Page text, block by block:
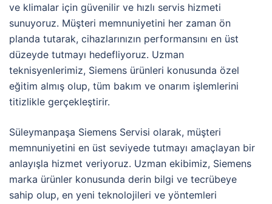
ve klimalar için güvenilir ve hızlı servis hizmeti
sunuyoruz. Müşteri memnuniyetini her zaman ön
planda tutarak, cihazlarınızın performansını en üst
düzeyde tutmayı hedefliyoruz. Uzman
teknisyenlerimiz, Siemens ürünleri konusunda özel
eğitim almış olup, tüm bakım ve onarım işlemlerini
titizlikle gerçekleştirir.
Süleymanpaşa Siemens Servisi olarak, müşteri
memnuniyetini en üst seviyede tutmayı amaçlayan bir
anlayışla hizmet veriyoruz. Uzman ekibimiz, Siemens
marka ürünler konusunda derin bilgi ve tecrübeye
sahip olup, en yeni teknolojileri ve yöntemleri